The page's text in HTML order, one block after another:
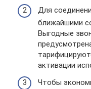
Для
ближайшими
Выгодные
активации
Чтобы